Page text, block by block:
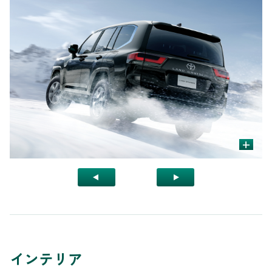
+
インテリア